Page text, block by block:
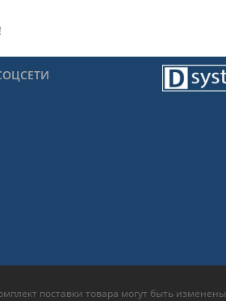
поставки товара могут быть изменены